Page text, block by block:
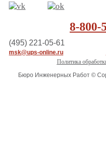
8-800-
(495) 221-05-61
msk@ups-online.ru
Политика
Бюро Инженерных Работ ©